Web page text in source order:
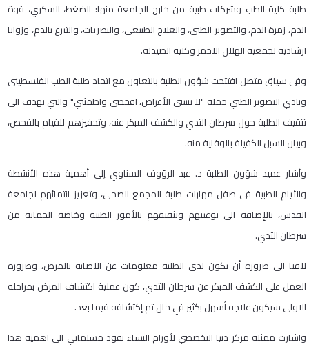
طلبة كلية الطب وشركات طبية من خارج الجامعة منها: الضغط، السكري، قوة
الدم، زمرة الدم، والتصوير الطبي، والعلاج الطبيعي، والبصريات، والتبرع بالدم، وزوايا
ارشادية لجمعية الهلال الاحمر وكلية الصيدلة.
وفي سياق متصل افتتحت شؤون الطلبة بالتعاون مع اتحاد طلبة الطب الفلسطيني
ونادي التصوير الطبي حملة "لا تنسي الأعراض، افحصي واطمئني" والتي تهدف الى
تثقيف الطلبة حول سرطان الثدي والكشف المبكر عنه، وتحفيزهم للقيام بالفحص،
وبيان السبل الكفيلة بالوقاية منه.
وأشار عميد شؤون الطلبة د. عبد الرؤوف السناوي إلى أهمية هذه الأنشطة
والأيام الطبية في صقل مهارات طلبة المجمع الصحي، وتعزيز انتمائهم لجامعة
القدس، بالإضافة الى توعيتهم وتثقيفهم بالأمور الطبية وخاصة الحماية من
سرطان الثدي.
لافتا الى ضرورة أن يكون لدى الطلبة معلومات عن الاصابة بالمرض، وضرورة
العمل على الكشف المبكر عن سرطان الثدي، كون عملية اكتشاف المرض بمراحله
الاولى سيكون علاجه أسهل بكثير في حال تم إكتشافه فيما بعد.
واشارت ممثلة مركز دنيا التخصصي لأورام النساء نفوذ مسلماني الى اهمية هذا